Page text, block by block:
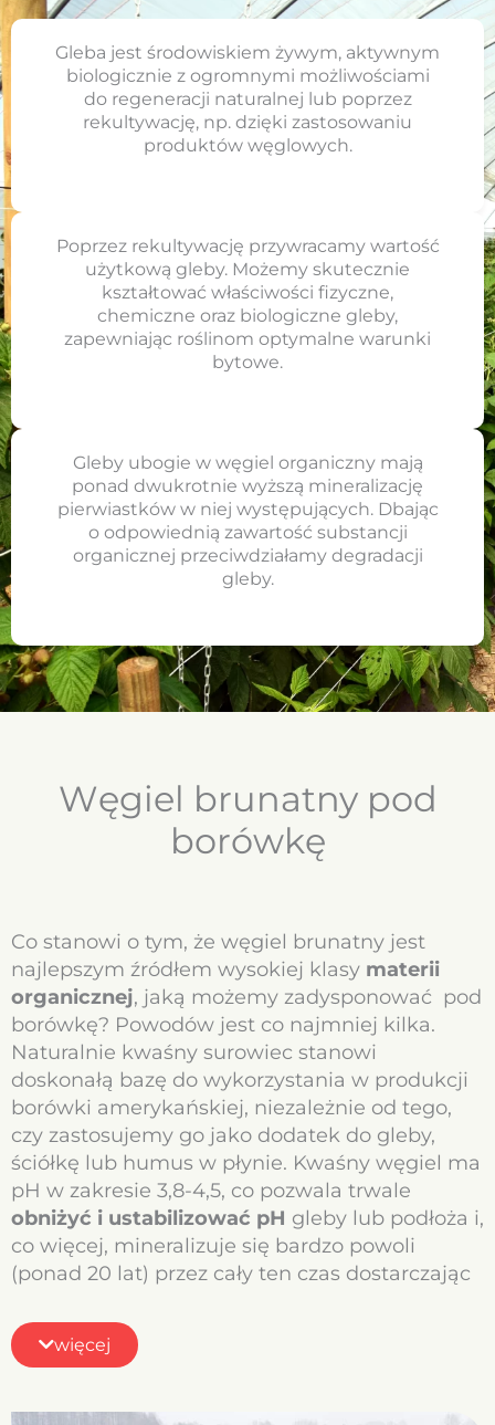
mikroelementów przez rośliny oraz działanie
herbicydów i innych chemikaliów
rolniczych.Należy podkreślić, że znaczenie
każdego czynnika będzie się różnić w
zależności od typu gleby i będzie zależeć od
takich warunków środowiskowych, jak klimat i
Gleba jest środowiskiem żywym, aktywnym
biologicznie z ogromnymi możliwościami
do regeneracji naturalnej lub poprzez
rekultywację, np. dzięki zastosowaniu
produktów węglowych.
Poprzez rekultywację przywracamy wartość
użytkową gleby. Możemy skutecznie
kształtować właściwości fizyczne,
chemiczne oraz biologiczne gleby,
zapewniając roślinom optymalne warunki
bytowe.
Gleby ubogie w węgiel organiczny mają
ponad dwukrotnie wyższą mineralizację
pierwiastków w niej występujących. Dbając
o odpowiednią zawartość substancji
organicznej przeciwdziałamy degradacji
gleby.
Węgiel brunatny pod
borówkę
Co stanowi o tym, że węgiel brunatny jest
najlepszym źródłem wysokiej klasy materii
organicznej, jaką możemy zadysponować pod
borówkę? Powodów jest co najmniej kilka.
Naturalnie kwaśny surowiec stanowi
doskonałą bazę do wykorzystania w produkcji
borówki amerykańskiej, niezależnie od tego,
czy zastosujemy go jako dodatek do gleby,
ściółkę lub humus w płynie. Kwaśny węgiel ma
pH w zakresie 3,8-4,5, co pozwala trwale
obniżyć i ustabilizować pH gleby lub podłoża i,
co więcej, mineralizuje się bardzo powoli
(ponad 20 lat) przez cały ten czas dostarczając
wysoce przetworzonej (poprzez wieloletni
proces humifikacji) materii organicznej oraz
Dodatkowo CARBOMAT lub niefiltrowany
więcej